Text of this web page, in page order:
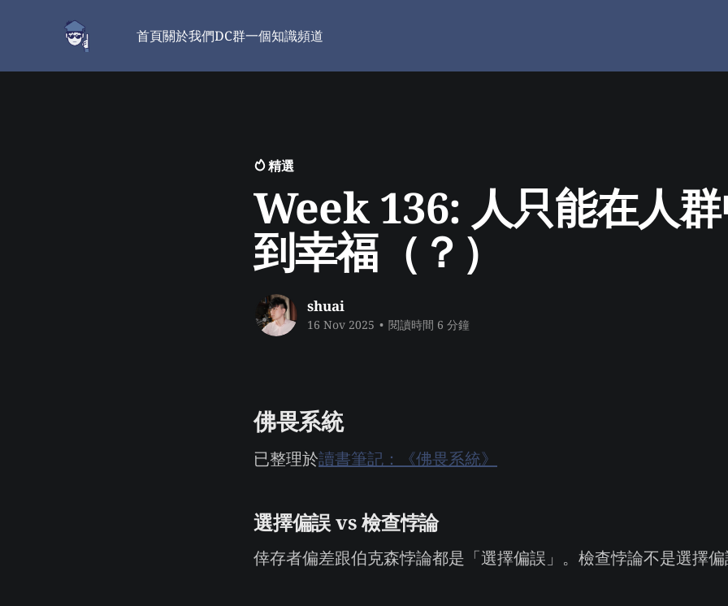
首頁關於我們DC群一個知識頻道
精選
Week 136: 人只能在人
到幸福（？）
shuai
16 Nov 2025 • 閱讀時間 6 分鐘
佛畏系統
已整理於讀書筆記：《佛畏系統》
選擇偏誤 vs 檢查悖論
倖存者偏差跟伯克森悖論都是「選擇偏誤」。檢查悖論不是選擇偏